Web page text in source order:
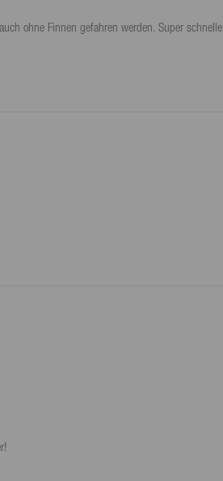
ohne Finnen gefahren werden. Super